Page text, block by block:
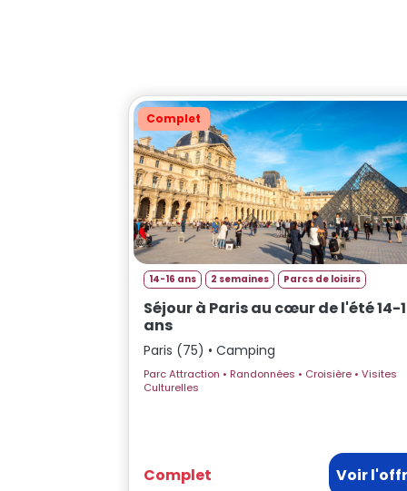
Complet
14-16 ans 2 semaines Parcs de loisirs
Séjour à Paris au cœur de l'été 14-
ans
Paris (75) • Camping
Parc Attraction • Randonnées • Croisière • Visites
Culturelles
Complet Voir